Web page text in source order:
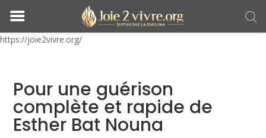
https://joie2vivre.org/
Pour une guérison
complète et rapide de
Esther Bat Nouna